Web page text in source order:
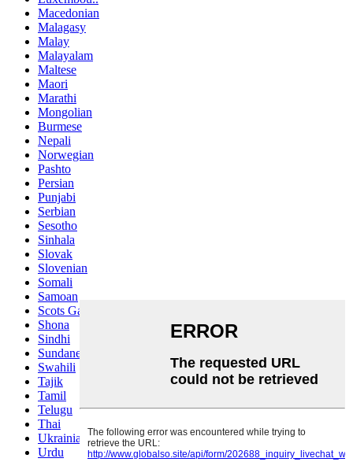
Macedonian
Malagasy
Malay
Malayalam
Maltese
Maori
Marathi
Mongolian
Burmese
Nepali
Norwegian
Pashto
Persian
Punjabi
Serbian
Sesotho
Sinhala
Slovak
Slovenian
Somali
Samoan
Scots Gaelic
Shona
Sindhi
Sundanese
Swahili
Tajik
Tamil
Telugu
Thai
Ukrainian
Urdu